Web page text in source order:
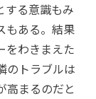
する意識もみ
もある。結果
をわきまえた
のトラブルは
高まるのだと